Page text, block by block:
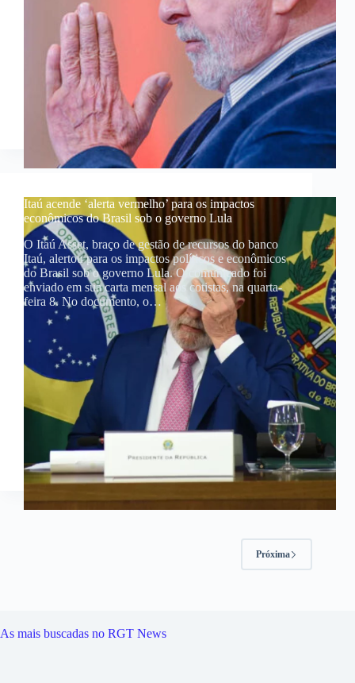
Itaú acende ‘alerta vermelho’ para os impactos
econômicos do Brasil sob o governo Lula
O Itaú Asset, braço de gestão de recursos do banco
Itaú, alertou para os impactos políticos e econômicos
do Brasil sob o governo Lula. O comunicado foi
enviado em sua carta mensal aos cotistas, na quarta-
feira 8. No documento, o…
Próxima
As mais buscadas no RGT News